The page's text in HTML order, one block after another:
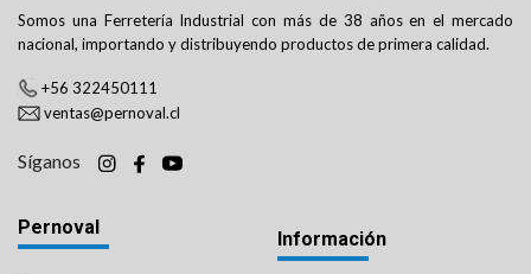
Somos una Ferretería Industrial con más de 38 años en el mercado
nacional, importando y distribuyendo productos de primera calidad.
+56 322450111
ventas@pernoval.cl
Síganos
Pernoval
Información